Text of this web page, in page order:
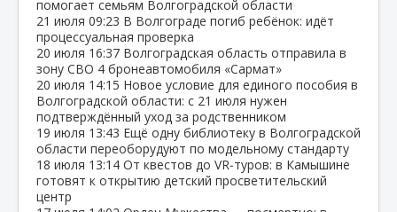
помогает семьям Волгоградской области
21 июля 09:23 В Волгограде погиб ребёнок: идёт
процессуальная проверка
20 июля 16:37 Волгоградская область отправила в
зону СВО 4 бронеавтомобиля «Сармат»
20 июля 14:15 Новое условие для единого пособия в
Волгоградской области: с 21 июля нужен
подтверждённый уход за родственником
19 июля 13:43 Ещё одну библиотеку в Волгоградской
области переоборудуют по модельному стандарту
18 июля 13:14 От квестов до VR‑туров: в Камышине
готовят к открытию детский просветительский
центр